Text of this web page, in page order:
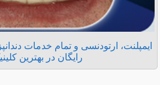
ایمپلنت، ارتودنسی و تمام خدمات
رایگان در بهترین